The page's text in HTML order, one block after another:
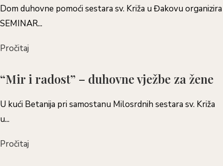
Dom duhovne pomoći sestara sv. Križa u Đakovu organizira
SEMINAR...
Pročitaj
“Mir i radost” – duhovne vježbe za žene
U kući Betanija pri samostanu Milosrdnih sestara sv. Križa
u...
Pročitaj